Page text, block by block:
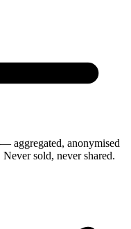
aggregated, anonymised
sold, never shared.